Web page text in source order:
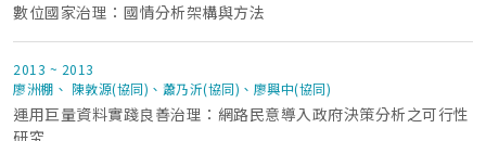
數位國家治理：國情分析架構與方法
2013 ~ 2013
廖洲棚、 陳敦源(協同)、蕭乃沂(協同)、廖興中(協同)
運用巨量資料實踐良善治理：網路民意導入政府決策分析之可行性
研究